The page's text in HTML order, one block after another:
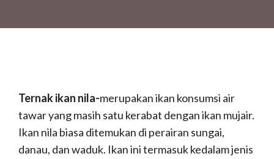
Ternakikan nila-merupakan ikan konsumsi air
tawar yang masih satu kerabat dengan ikan mujair.
Ikan nila biasa ditemukan di perairan sungai,
danau, dan waduk. Ikan ini termasuk kedalam jenis